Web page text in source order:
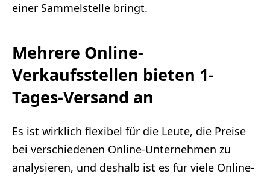
einer Sammelstelle bringt.
Mehrere Online-
Verkaufsstellen bieten 1-
Tages-Versand an
Es ist wirklich flexibel für die Leute, die Preise
bei verschiedenen Online-Unternehmen zu
analysieren, und deshalb ist es für viele Online-